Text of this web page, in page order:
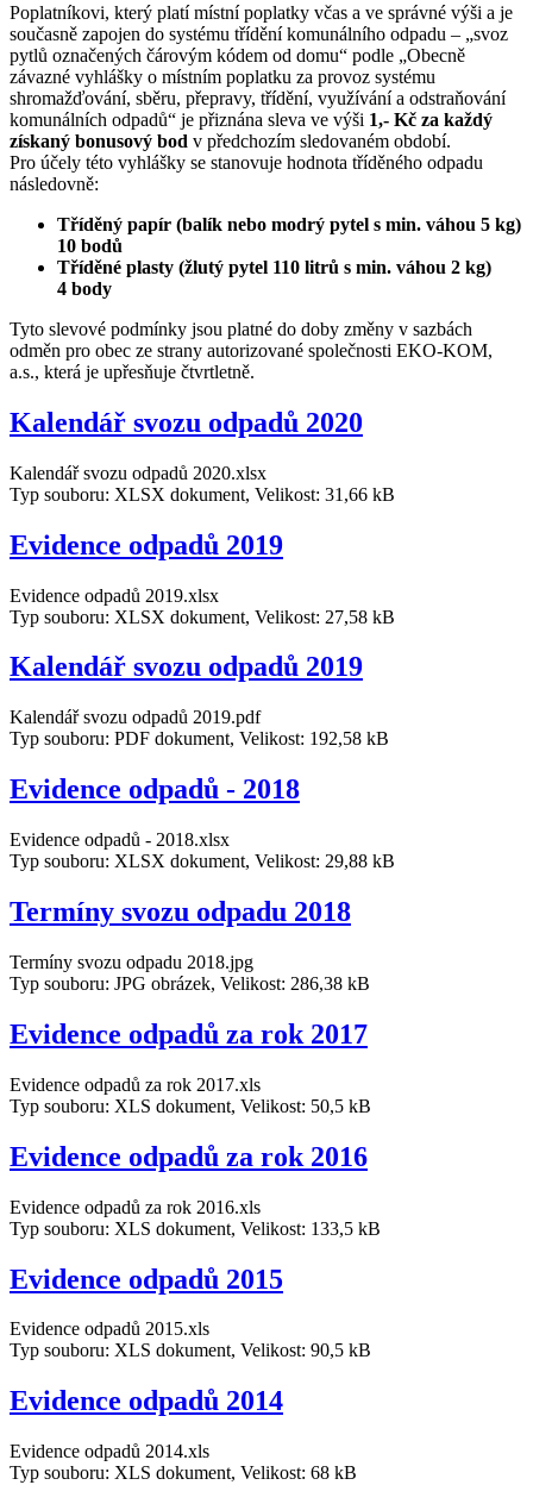
Poplatníkovi, který platí místní poplatky včas a ve správné výši a je
současně zapojen do systému třídění komunálního odpadu – „svoz
pytlů označených čárovým kódem od domu“ podle „Obecně
závazné vyhlášky o místním poplatku za provoz systému
shromažďování, sběru, přepravy, třídění, využívání a odstraňování
komunálních odpadů“ je přiznána sleva ve výši 1,- Kč za každý
získaný bonusový bod v předchozím sledovaném období.
Pro účely této vyhlášky se stanovuje hodnota tříděného odpadu
následovně:
Tříděný papír (balík nebo modrý pytel s min. váhou 5 kg)
10 bodů
Tříděné plasty (žlutý pytel 110 litrů s min. váhou 2 kg)
4 body
Tyto slevové podmínky jsou platné do doby změny v sazbách
odměn pro obec ze strany autorizované společnosti EKO-KOM,
a.s., která je upřesňuje čtvrtletně.
Kalendář svozu odpadů 2020
Kalendář svozu odpadů 2020.xlsx
Typ souboru: XLSX dokument, Velikost: 31,66 kB
Evidence odpadů 2019
Evidence odpadů 2019.xlsx
Typ souboru: XLSX dokument, Velikost: 27,58 kB
Kalendář svozu odpadů 2019
Kalendář svozu odpadů 2019.pdf
Typ souboru: PDF dokument, Velikost: 192,58 kB
Evidence odpadů - 2018
Evidence odpadů - 2018.xlsx
Typ souboru: XLSX dokument, Velikost: 29,88 kB
Termíny svozu odpadu 2018
Termíny svozu odpadu 2018.jpg
Typ souboru: JPG obrázek, Velikost: 286,38 kB
Evidence odpadů za rok 2017
Evidence odpadů za rok 2017.xls
Typ souboru: XLS dokument, Velikost: 50,5 kB
Evidence odpadů za rok 2016
Evidence odpadů za rok 2016.xls
Typ souboru: XLS dokument, Velikost: 133,5 kB
Evidence odpadů 2015
Evidence odpadů 2015.xls
Typ souboru: XLS dokument, Velikost: 90,5 kB
Evidence odpadů 2014
Evidence odpadů 2014.xls
Typ souboru: XLS dokument, Velikost: 68 kB